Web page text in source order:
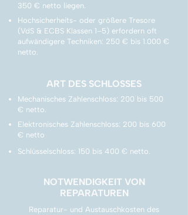
350 € netto liegen.
Hochsicherheits- oder größere Tresore
(VdS & ECBS Klassen 1–5) erfordern oft
aufwändigere Techniken: 250 € bis 1.000 €
netto.
ART DES SCHLOSSES
Mechanisches Zahlenschloss: 200 bis 500
€ netto.
Elektronisches Zahlenschloss: 200 bis 600
€ netto
Schlüsselschloss: 150 bis 400 € netto.
NOTWENDIGKEIT VON
REPARATUREN
Reparatur- und Austauschkosten des